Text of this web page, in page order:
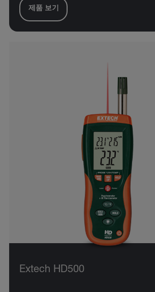
제품 보기
Extech HD500